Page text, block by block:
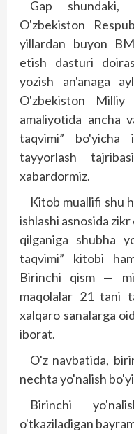
Gap shundaki,
O'zbekiston
yillardan buyon
etish dasturi
yozish an'anaga
O'zbekiston
amaliyotida ancha
taqvimi” bo'yicha
tayyorlash
xabardormiz.
Kitob muallifi shu
ishlashi asnosida
qilganiga shubha
taqvimi” kitobi
Birinchi qism —
maqolalar 21 tani
xalqaro sanalarga
iborat.
O'z navbatida,
nechta yo'nalish
Birinchi
o'tkaziladigan